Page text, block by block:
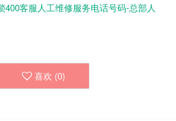
400客服人工维修服务电话号码-总部人
喜欢 (0)